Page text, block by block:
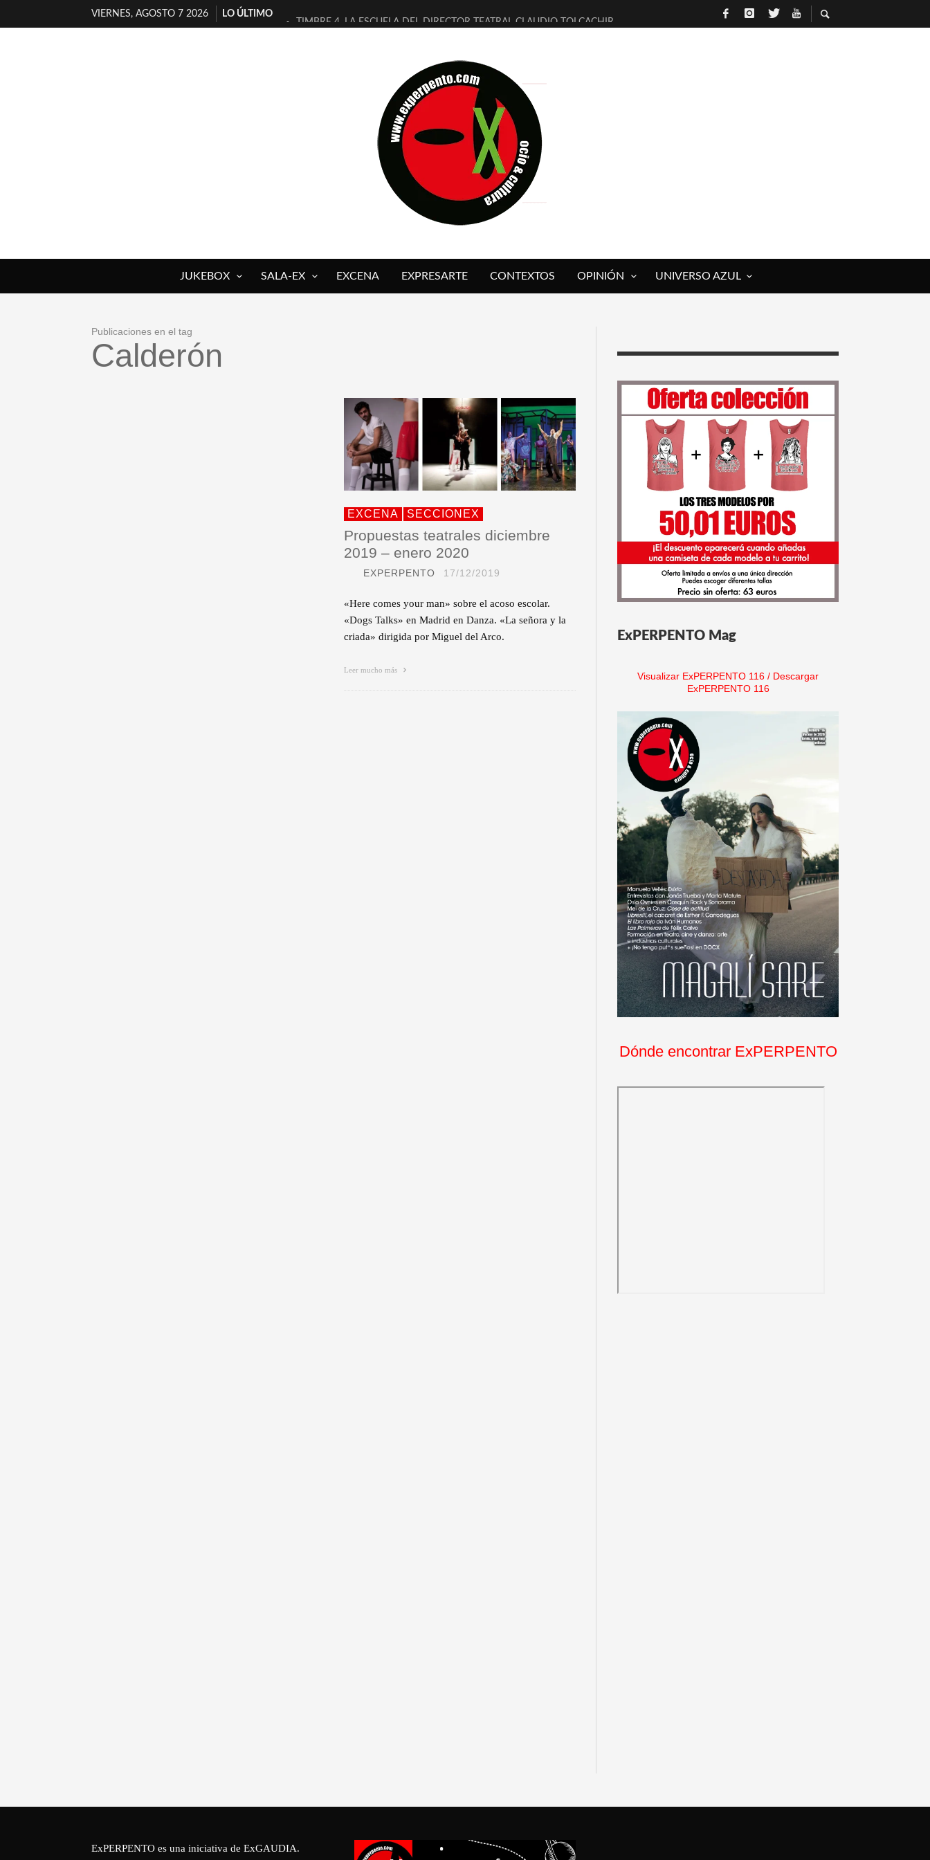
VIERNES, AGOSTO 7 2026
LO ÚLTIMO
TIMBRE 4, LA ESCUELA DEL DIRECTOR TEATRAL CLAUDIO TOLCACHIR
MILITARES JUDÍAS EN #EXVITA
D’BALDOMEROS REINVENTAN [BITÁCORA 3.0] EN EXVITA
MARSHALL FLASH PRESENTA EN EXVITA [RELATIVA SENCILLEZ]
JOFRE BARDAGÍ EN EXVITA INTERPRETANDO A SERRAT
YORCH PRESENTA [CURSO DE ARMONÍA PERSECUTORIA] EN EXVITA
MAGALÍ SARE NOS EXPLICA [DESCASADA]
«NO TENGO PUTOS SUEÑOS»
JUKEBOX SALA-EX EXCENA EXPRESARTE CONTEXTOS OPINIÓN UNIVERSO AZUL
Publicaciones en el tag
Calderón
EXCENA SECCIONEX
Propuestas teatrales diciembre
2019 – enero 2020
EXPERPENTO 17/12/2019
«Here comes your man» sobre el acoso escolar.
«Dogs Talks» en Madrid en Danza. «La señora y la
criada» dirigida por Miguel del Arco.
Leer mucho más
ExPERPENTO Mag
Visualizar ExPERPENTO 116 / Descargar
ExPERPENTO 116
Dónde encontrar ExPERPENTO
ExPERPENTO es una iniciativa de ExGAUDIA.